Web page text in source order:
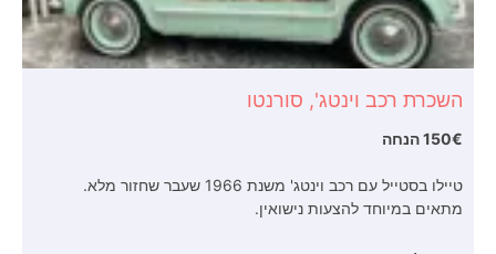
השכרת רכב וינטג', סורנטו
150€ הנחה
טיילו בסטייל עם רכב וינטג' משנת 1966 שעבר שחזור מלא.
מתאים במיוחד להצעות נישואין.